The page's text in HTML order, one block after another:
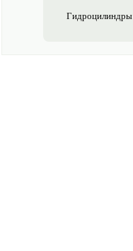
Гидроцилиндры